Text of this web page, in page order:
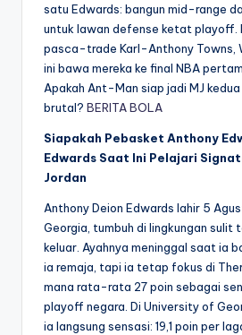
satu Edwards: bangun mid-range
untuk lawan defense ketat playoff.
pasca-trade Karl-Anthony Towns,
ini bawa mereka ke final NBA
Apakah Ant-Man siap jadi MJ
brutal? BERITA BOLA
Siapakah Pebasket Anthony
Edwards Saat Ini Pelajari
Jordan
Anthony Deion Edwards lahir 5
Georgia, tumbuh di lingkungan sulit
keluar. Ayahnya meninggal saat ia
ia remaja, tapi ia tetap fokus di
mana rata-rata 27 poin sebagai
playoff negara. Di University of
ia langsung sensasi: 19,1 poin per